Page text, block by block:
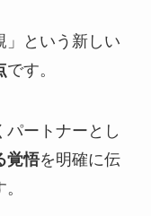
」という新しい
です。
パートナーとし
覚悟を明確に伝